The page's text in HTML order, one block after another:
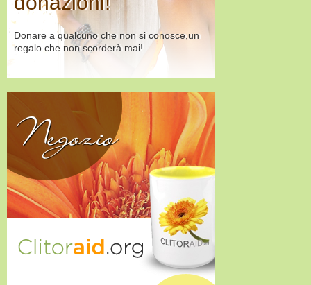
Donare a qualcuno che non si conosce,un
regalo che non scorderà mai!
Negozio